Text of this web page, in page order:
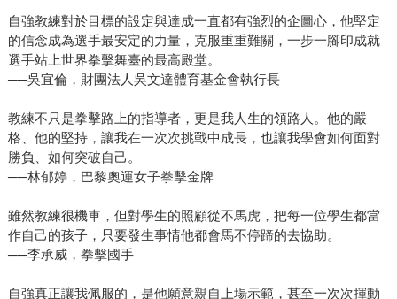
自強教練對於目標的設定與達成一直都有強烈的企圖心，他堅定
的信念成為選手最安定的力量，克服重重難關，一步一腳印成就
選手站上世界拳擊舞臺的最高殿堂。
──吳宜倫，財團法人吳文達體育基金會執行長
教練不只是拳擊路上的指導者，更是我人生的領路人。他的嚴
格、他的堅持，讓我在一次次挑戰中成長，也讓我學會如何面對
勝負、如何突破自己。
──林郁婷，巴黎奧運女子拳擊金牌
雖然教練很機車，但對學生的照顧從不馬虎，把每一位學生都當
作自己的孩子，只要發生事情他都會馬不停蹄的去協助。
──李承威，拳擊國手
自強真正讓我佩服的，是他願意親自上場示範，甚至一次次揮動